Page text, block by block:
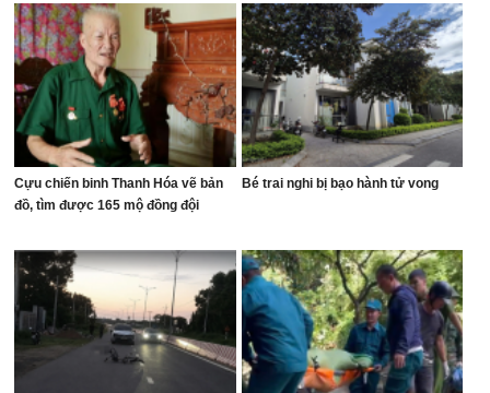
Cựu chiến binh Thanh Hóa vẽ bản
đồ, tìm được 165 mộ đồng đội
Bé trai nghi bị bạo hành tử vong